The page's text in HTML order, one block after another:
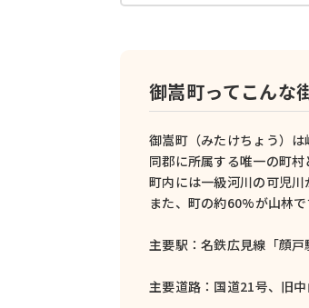
御嵩町ってこんな
御嵩町（みたけちょう）は
同郡に所属する唯一の町村
町内には一級河川の可児川
また、町の約60%が山林
主要駅：名鉄広見線「顔戸
主要道路：国道21号、旧